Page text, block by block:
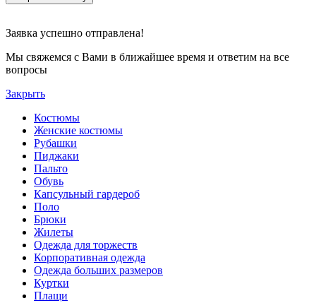
Заявка успешно отправлена!
Мы свяжемся с Вами в ближайшее время и ответим на все
вопросы
Закрыть
Костюмы
Женские костюмы
Рубашки
Пиджаки
Пальто
Обувь
Капсульный гардероб
Поло
Брюки
Жилеты
Одежда для торжеств
Корпоративная одежда
Одежда больших размеров
Куртки
Плащи